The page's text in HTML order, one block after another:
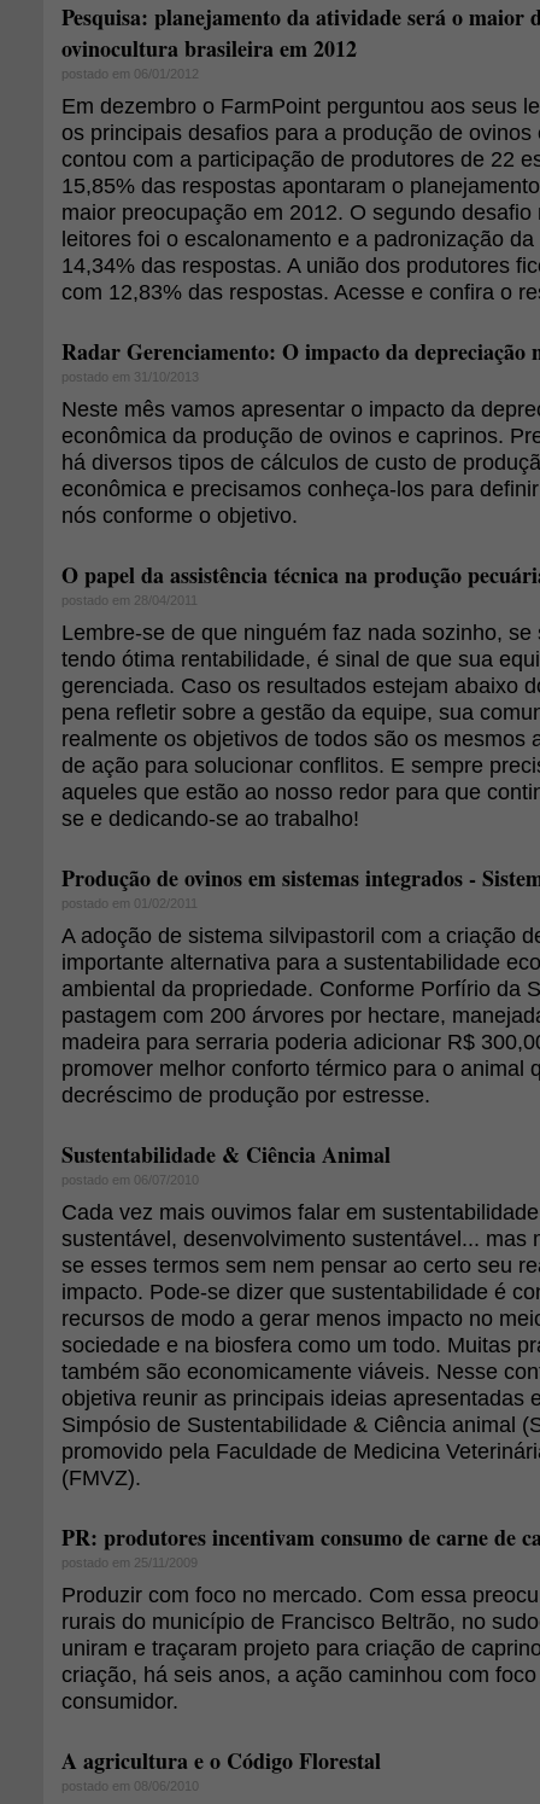
Pesquisa: planejamento da atividade será o maior
ovinocultura brasileira em 2012
postado em 06/01/2012
Em dezembro o FarmPoint perguntou aos seus
os principais desafios para a produção de ovinos
contou com a participação de produtores de 22
15,85% das respostas apontaram o
maior preocupação em 2012. O segundo
leitores foi o escalonamento e a padronização
14,34% das respostas. A união dos produtores
com 12,83% das respostas. Acesse e confira o
Radar Gerenciamento: O impacto da depreciação
postado em 31/10/2013
Neste mês vamos apresentar o impacto da
econômica da produção de ovinos e caprinos.
há diversos tipos de cálculos de custo de
econômica e precisamos conheça-los para
nós conforme o objetivo.
O papel da assistência técnica na produção
postado em 28/04/2011
Lembre-se de que ninguém faz nada sozinho,
tendo ótima rentabilidade, é sinal de que sua
gerenciada. Caso os resultados estejam abaixo
pena refletir sobre a gestão da equipe, sua
realmente os objetivos de todos são os mesmos
de ação para solucionar conflitos. E sempre
aqueles que estão ao nosso redor para que
se e dedicando-se ao trabalho!
Produção de ovinos em sistemas integrados -
postado em 01/02/2011
A adoção de sistema silvipastoril com a criação
importante alternativa para a sustentabilidade
ambiental da propriedade. Conforme Porfírio da
pastagem com 200 árvores por hectare,
madeira para serraria poderia adicionar R$
promover melhor conforto térmico para o animal
decréscimo de produção por estresse.
Sustentabilidade & Ciência Animal
postado em 06/07/2010
Cada vez mais ouvimos falar em
sustentável, desenvolvimento sustentável... mas
se esses termos sem nem pensar ao certo seu
impacto. Pode-se dizer que sustentabilidade é
recursos de modo a gerar menos impacto no
sociedade e na biosfera como um todo. Muitas
também são economicamente viáveis. Nesse
objetiva reunir as principais ideias apresentadas
Simpósio de Sustentabilidade & Ciência animal
promovido pela Faculdade de Medicina
(FMVZ).
PR: produtores incentivam consumo de carne de
postado em 25/11/2009
Produzir com foco no mercado. Com essa
rurais do município de Francisco Beltrão, no
uniram e traçaram projeto para criação de
criação, há seis anos, a ação caminhou com
consumidor.
A agricultura e o Código Florestal
postado em 08/06/2010